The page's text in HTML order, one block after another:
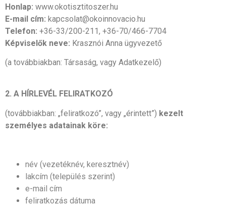
Honlap: www.okotisztitoszer.hu
E-mail cím: kapcsolat@okoinnovacio.hu
Telefon: +36-33/200-211, +36-70/466-7704
Képviselők neve: Krasznói Anna ügyvezető
(a továbbiakban: Társaság, vagy Adatkezelő)
2. A HÍRLEVÉL FELIRATKOZÓ
(továbbiakban: „feliratkozó”, vagy „érintett”) kezelt
személyes adatainak köre:
név (vezetéknév, keresztnév)
lakcím (település szerint)
e-mail cím
feliratkozás dátuma